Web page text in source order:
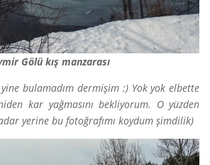
Gölü kış manzarası
bulamadım dermişim :) Yok yok elbette
kar yağmasını bekliyorum. O yüzden
yerine bu fotoğrafımı koydum şimdilik)